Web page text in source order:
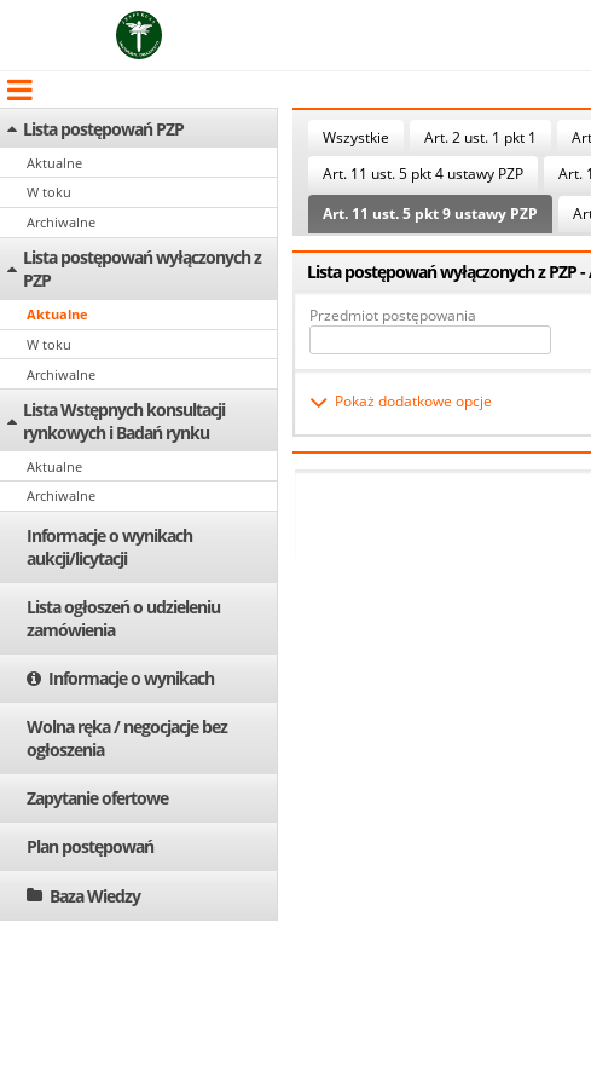
Lista postępowań PZP
Aktualne
W toku
Archiwalne
Lista postępowań wyłączonych z
PZP
Aktualne
W toku
Archiwalne
Lista Wstępnych konsultacji
rynkowych i Badań rynku
Aktualne
Archiwalne
Informacje o wynikach
aukcji/licytacji
Lista ogłoszeń o udzieleniu
zamówienia
Informacje o wynikach
Wolna ręka / negocjacje bez
ogłoszenia
Zapytanie ofertowe
Plan postępowań
Baza Wiedzy
Wszystkie Art. 2 ust. 1 pkt 1
Art. 11 ust. 5 pkt 4 ustawy PZP
Art.
Art. 11 ust. 5 pkt 9 ustawy PZP
Lista postępowań wyłączonych z PZP
Przedmiot postępowania
Pokaż dodatkowe opcje